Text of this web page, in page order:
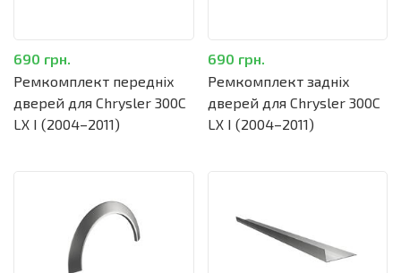
Ремкомплект передніх
дверей для Chrysler 300C
LX I (2004–2011)
690 грн.
Ремкомплект задніх
дверей для Chrysler 300C
LX I (2004–2011)
690 грн.